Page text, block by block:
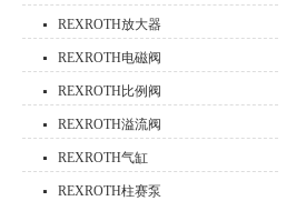
REXROTH放大器
REXROTH电磁阀
REXROTH比例阀
REXROTH溢流阀
REXROTH气缸
REXROTH柱赛泵